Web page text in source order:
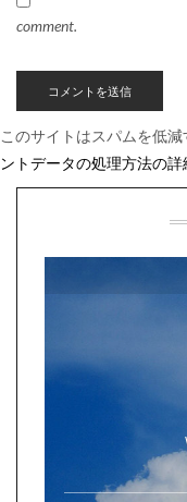
comment.
このサイトはスパムを低
ントデータの処理方法の